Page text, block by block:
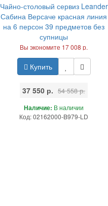
Чайно-столовый сервиз Leander
Сабина Версаче красная линия
на 6 персон 39 предметов без
супницы
Вы экономите 17 008 р.
Купить
37 550 р. 54 558 р.
Наличие: В наличии
Код: 02162000-B979-LD